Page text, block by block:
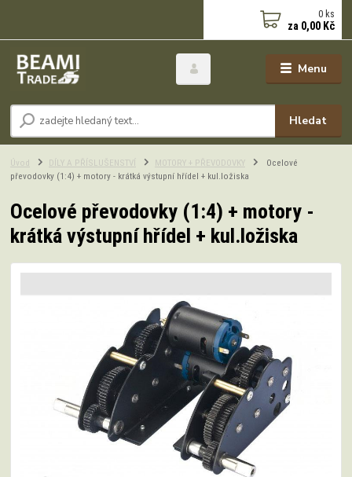
Menu
Hledat
0 ks
za 0,00 Kč
Úvod DÍLY A PŘÍSLUŠENSTVÍ MOTORY + PŘEVODOVKY
Ocelové
převodovky (1:4) + motory - krátká výstupní hřídel + kul.ložiska
Ocelové převodovky (1:4) + motory -
krátká výstupní hřídel + kul.ložiska